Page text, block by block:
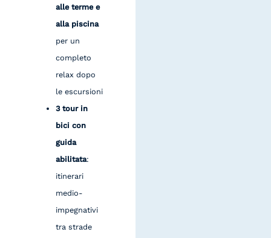
alle terme e
alla piscina
per un
completo
relax dopo
le escursioni
3 tour in
bici con
guida
abilitata:
itinerari
medio-
impegnativi
tra strade